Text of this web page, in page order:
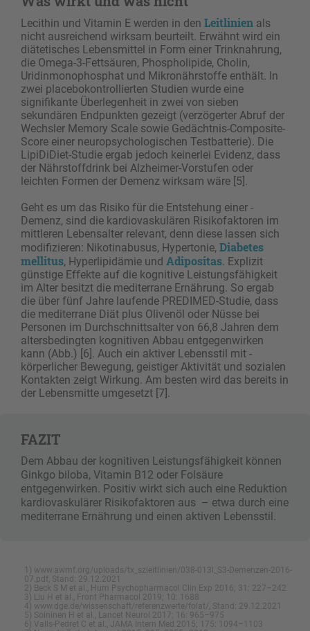
Lecithin und Vitamin E werden in den Leitlinien als
nicht ausreichend wirksam beurteilt. Erwähnt wird ein
diätetisches Lebensmittel in Form einer Trinknahrung,
die Omega-3-Fettsäuren, Phospholipide, Cholin,
Uridinmonophosphat und Mikronährstoffe enthält. In
zwei placebokontrollierten Studien wurde eine
signifikante Überlegenheit in zwei von sieben
sekundären Endpunkten gezeigt (verzögerter Abruf der
Wechsler Memory Scale sowie Gedächtnis-Composite-
Score einer neuropsychologischen Testbatterie). Die
LipiDiDiet-Studie ergab jedoch keinerlei Evidenz, dass
der Nährstoffdrink bei Alzheimer-Vorstufen oder
leichten Formen der Demenz wirksam wäre [5].
Geht es um das Risiko für die Entstehung einer ­
Demenz, sind die kardiovaskulären Risikofaktoren im
mittleren Lebensalter relevant, denn diese lassen sich
modifizieren: Nikotinabusus, Hypertonie, Diabetes
mellitus, Hyperlipidämie und Adipositas. Explizit
günstige Effekte auf die kognitive Leistungsfähigkeit
im Alter besitzt die mediterrane Ernährung. So ergab
die über fünf Jahre laufende PREDIMED-Studie, dass
die mediterrane Diät plus Olivenöl oder Nüsse bei
Personen im Durchschnittsalter von 66,8 Jahren dem
altersbedingten kognitiven Abbau entgegenwirken
kann (Abb.) [6]. Auch ein aktiver Lebensstil mit ­
körperlicher Bewegung, geistiger Aktivität und sozialen
Kontakten zeigt Wirkung. Am besten wird das bereits in
der Lebensmitte umgesetzt [7].
FAZIT
Dem Abbau der kognitiven Leistungsfähigkeit können
Ginkgo biloba, Vitamin B12 oder Folsäure
entgegenwirken. Positiv wirkt sich auch eine ­Reduktion
kardiovaskulärer Risikofaktoren aus – etwa durch eine
mediterrane Ernährung und einen aktiven Lebensstil.
1) www.awmf.org/uploads/tx_szleitlinien/038-013l_S3-Demenzen-2016-
07.pdf, Stand: 29.12.2021
2) Beck S M et al., Hum Psychopharmacol Clin Exp 2016; 31: 227–242
3) Liu H et al., Front Pharmacol 2019; 10: 1688
4) www.dge.de/wissenschaft/referenzwerte/folat/, Stand: 29.12.2021
5) Soininen H et al., Lancet Neurol 2017; 16: 965–975
6) Valls-Pedret C et al., JAMA Intern Med 2015; 175: 1094–1103